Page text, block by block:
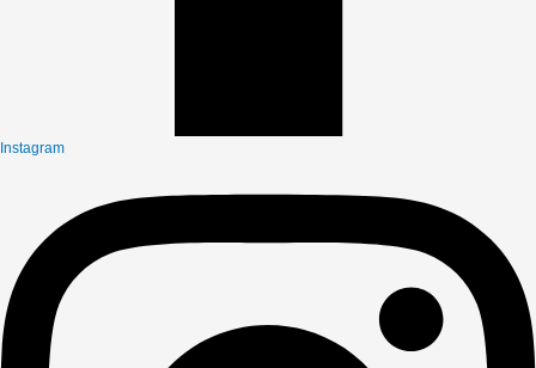
Instagram